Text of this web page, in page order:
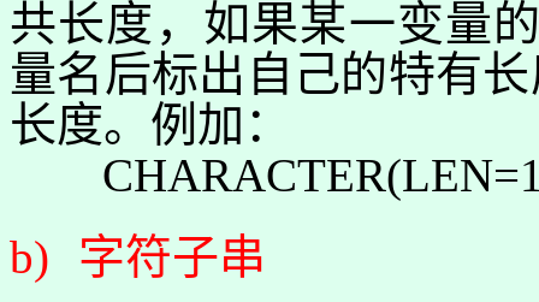
共长度，如果某一变量
量名后标出自己的特有
长度。 例加 ：
CHARACTER(
b)
字符子串